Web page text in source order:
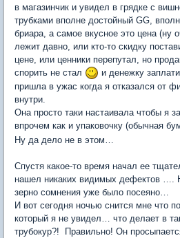
в магазинчик и увидел в грядке с
трубками вполне достойный GG,
бриара, а самое вкусное это цена (ну
лежит давно, или кто-то скидку
цене, или ценники перепутал, но
спорить не стал
и денежку
пришла в ужас когда я отказался от
внутри.
Она просто таки настаивала чтобы я
впрочем как и упаковочку (обычная
Ну да дело не в этом…
Спустя какое-то время начал ее
нашел никаких видимых дефектов
зерно сомнения уже было посеяно…
И вот сегодня ночью снится мне что
который я не увидел… что делает в
трубокур?! Правильно! Он